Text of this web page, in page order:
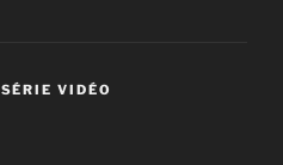
SÉRIE VIDÉO